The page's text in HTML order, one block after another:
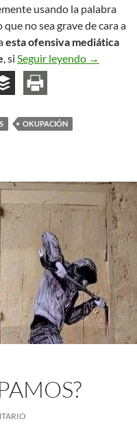
usando la palabra
no sea grave de cara a
esta ofensiva mediática
, si Seguir leyendo →
OKUPACIÓN